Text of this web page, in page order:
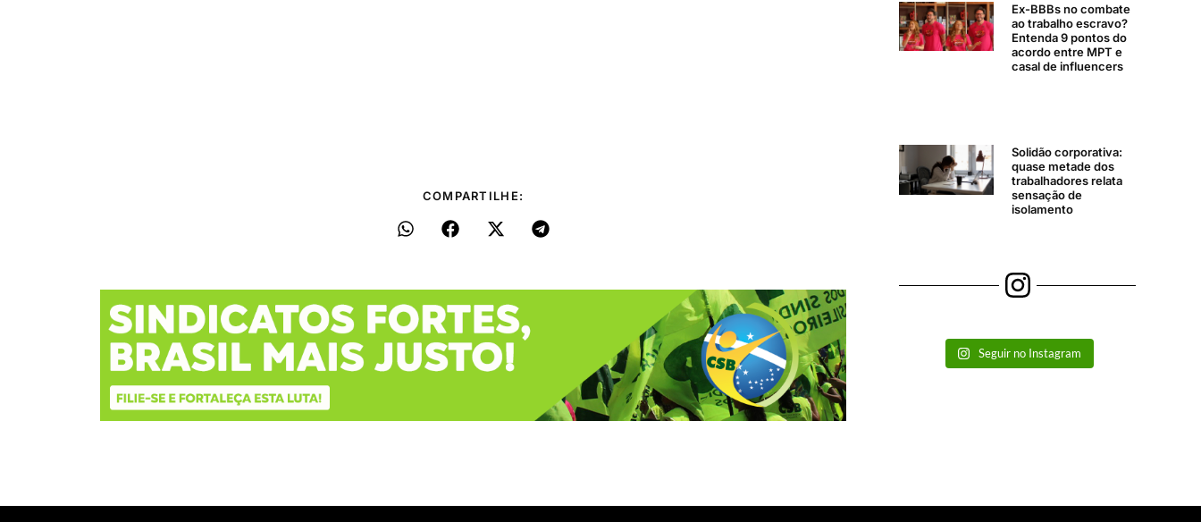
COMPARTILHE:
Ex-BBBs no combate
ao trabalho escravo?
Entenda 9 pontos do
acordo entre MPT e
casal de influencers
Solidão corporativa:
quase metade dos
trabalhadores relata
sensação de
isolamento
Seguir no Instagram